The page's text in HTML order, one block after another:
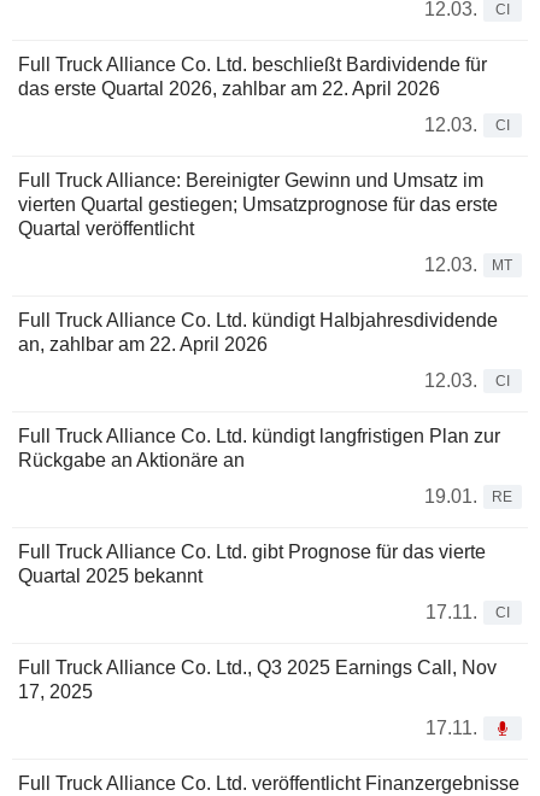
12.03. CI
Full Truck Alliance Co. Ltd. beschließt Bardividende für
das erste Quartal 2026, zahlbar am 22. April 2026
12.03.
CI
Full Truck Alliance: Bereinigter Gewinn und Umsatz im
vierten Quartal gestiegen; Umsatzprognose für das erste
Quartal veröffentlicht
12.03.
MT
Full Truck Alliance Co. Ltd. kündigt Halbjahresdividende
an, zahlbar am 22. April 2026
12.03.
CI
Full Truck Alliance Co. Ltd. kündigt langfristigen Plan zur
Rückgabe an Aktionäre an
19.01.
RE
Full Truck Alliance Co. Ltd. gibt Prognose für das vierte
Quartal 2025 bekannt
17.11.
CI
Full Truck Alliance Co. Ltd., Q3 2025 Earnings Call, Nov
17, 2025
17.11.
Full Truck Alliance Co. Ltd. veröffentlicht Finanzergebnisse